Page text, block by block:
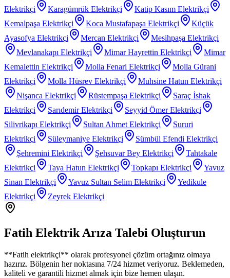
Elektrikçi
Karagümrük Elektrikçi Katip Kasım Elektrikçi
Kemalpaşa Elektrikçi Koca Mustafapaşa Elektrikçi
Küçük
Ayasofya Elektrikçi Mercan Elektrikçi Mesihpaşa Elektrikçi
Mevlanakapı Elektrikçi Mimar Hayrettin Elektrikçi
Mimar
Kemalettin Elektrikçi Molla Fenari Elektrikçi
Molla Gürani
Elektrikçi
Molla Hüsrev Elektrikçi Muhsine Hatun Elektrikçi
Nişanca Elektrikçi Rüstempaşa Elektrikçi
Saraç İshak
Elektrikçi
SarıdemirElektrikçi Seyyid ÖmerElektrikçi
Silivrikapı Elektrikçi Sultan Ahmet Elektrikçi
Sururi
Elektrikçi
Süleymaniye Elektrikçi Sümbül Efendi Elektrikçi
Şehremini Elektrikçi Şehsuvar Bey Elektrikçi
Tahtakale
Elektrikçi
Taya Hatun Elektrikçi Topkapı Elektrikçi
Yavuz
Sinan Elektrikçi Yavuz Sultan Selim Elektrikçi
Yedikule
Elektrikçi
Zeyrek Elektrikçi
Fatih Elektrik Arıza Talebi Oluşturun
**Fatih elektrikçi** olarak profesyonel çözüm ortağınız olmaya
hazırız. Bölgenin her noktasına 7/24 hizmet veriyoruz. Beklemeden,
kaliteli ve garantili hizmet almak için bize hemen ulaşın.